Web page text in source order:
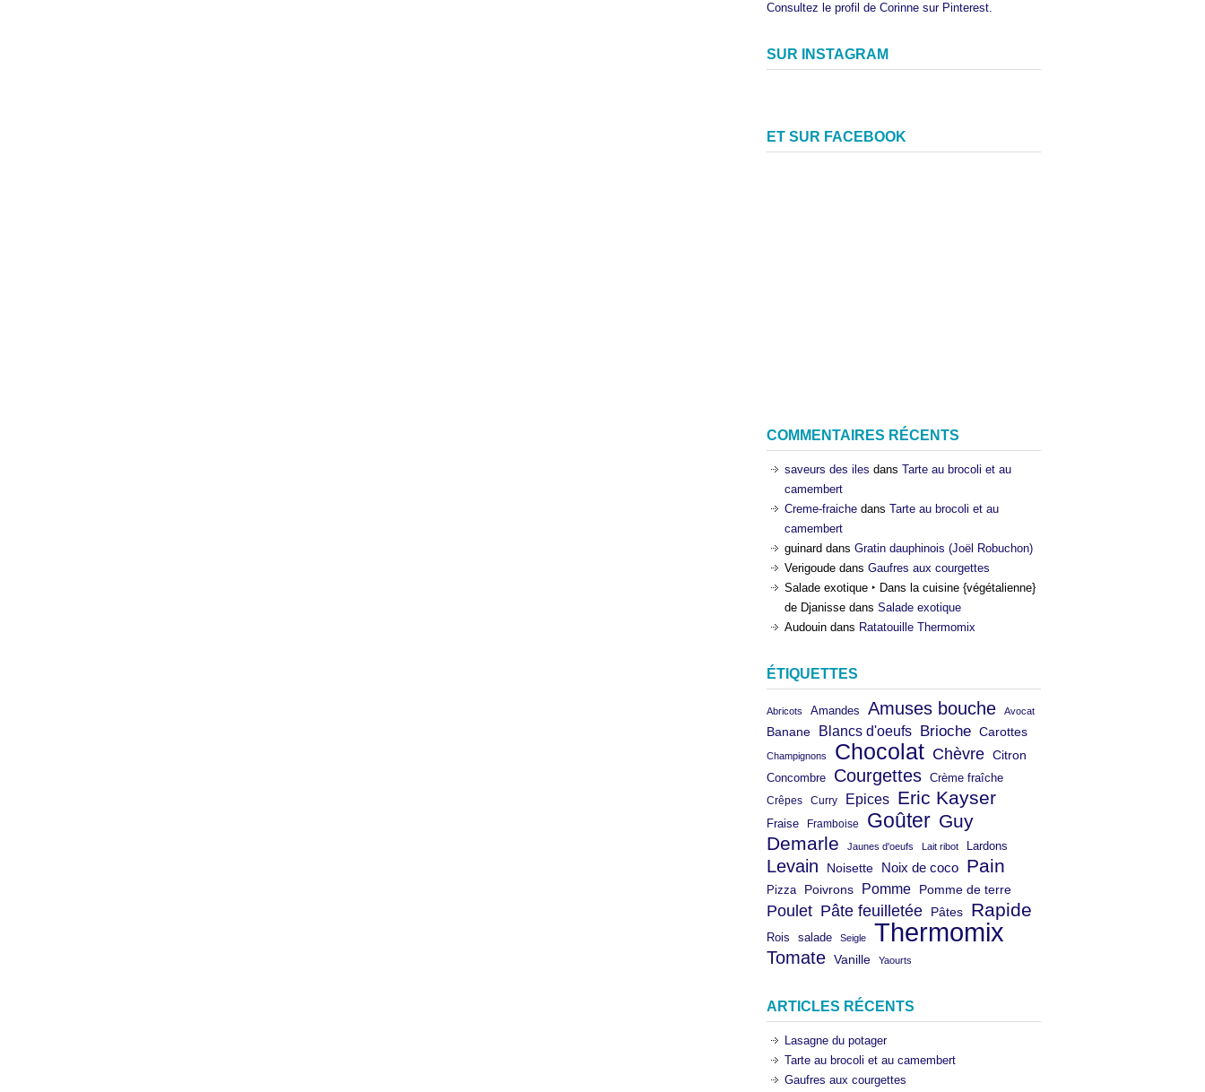
Consultez le profil de Corinne sur Pinterest.
SUR INSTAGRAM
ET SUR FACEBOOK
COMMENTAIRES RÉCENTS
saveurs des iles dans Tarte au brocoli et au
camembert
Creme-fraichedans Tarte au brocoli et au
camembert
guinard dans Gratin dauphinois (Joël Robuchon)
Verigoudedans Gaufres aux courgettes
Salade exotique ‣ Dans la cuisine {végétalienne}
de Djanissedans Salade exotique
Audouindans Ratatouille Thermomix
ÉTIQUETTES
Abricots Amandes Amuses bouche Avocat
Banane Blancs d'oeufs Brioche Carottes
Champignons Chocolat Chèvre Citron
Concombre Courgettes Crème fraîche
Crêpes Curry Epices Eric Kayser
Fraise Framboise Goûter Guy
Demarle
Jaunes d'oeufs Lait ribot Lardons
Levain Noisette Noix de coco Pain
Pizza Poivrons Pomme Pomme de terre
Poulet Pâte feuilletée Pâtes Rapide
Rois salade Seigle Thermomix
Tomate Vanille Yaourts
ARTICLES RÉCENTS
Lasagne du potager
Tarte au brocoli et au camembert
Gaufres aux courgettes